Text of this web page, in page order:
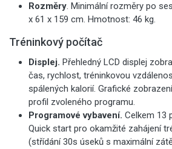
Rozměry. Minimální rozměry po
x 61 x 159 cm. Hmotnost: 46 kg.
Tréninkový počítač
Displej. Přehledný LCD displej
čas, rychlost, tréninkovou
spálených kalorií. Grafické
profil zvoleného programu.
Programové vybavení. Celkem 13
Quick start pro okamžité zahájení
(střídání 30s úseků s maximální